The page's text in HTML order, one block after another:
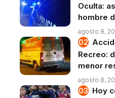
Oculta:
hombre
agosto 8,
Recreo:
menor
agosto 8,
Hoy